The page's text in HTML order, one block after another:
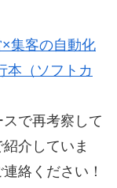
集客の自動化
本（ソフトカ
で再考察して
紹介していま
絡ください！